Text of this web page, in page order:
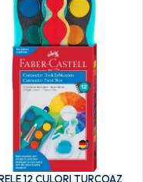
12 CULORI TURCOAZ